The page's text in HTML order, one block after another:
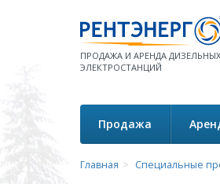
ПРОДАЖА И АРЕНДА ДИЗЕЛЬНЫХ
ЭЛЕКТРОСТАНЦИЙ
Продажа
Главная Специальные